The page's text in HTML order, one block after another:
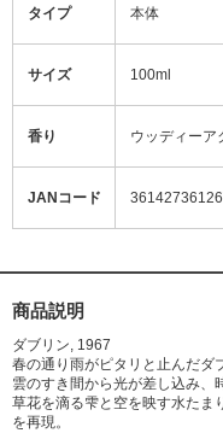
タイプ 本体
サイズ 100ml
香り ウッディーア
JANコード
商品説明
ダブリン, 1967
春の通り雨がピタリと止んだダ
雲のすき間から光が差し込み、
草花を滴る雫と空を映す水たま
を再現。